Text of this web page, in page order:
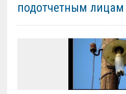
подотчетным лицам